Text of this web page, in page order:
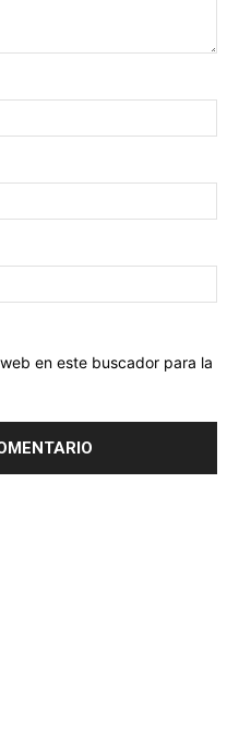
en este buscador para la